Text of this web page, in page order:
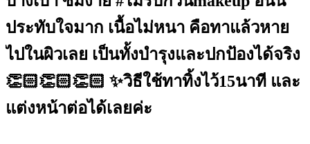
ประทับใจมาก เนื้อไม่หนา คือทาแล้วหาย
ไปในผิวเลย เป็นทั้งบำรุงและปกป้องได้จริง
👏🏻👏🏻👏🏻 ✨วิธีใช้ทาทิ้งไว้15นาที และ
แต่งหน้าต่อได้เลยค่ะ